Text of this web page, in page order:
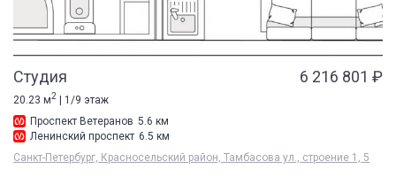
Студия 6 216 801 ₽
20.23 м2 | 1/9 этаж
Проспект Ветеранов 5.6 км
Ленинский проспект 6.5 км
Санкт-Петербург, Красносельский район, Тамбасова ул., строение 1, 5